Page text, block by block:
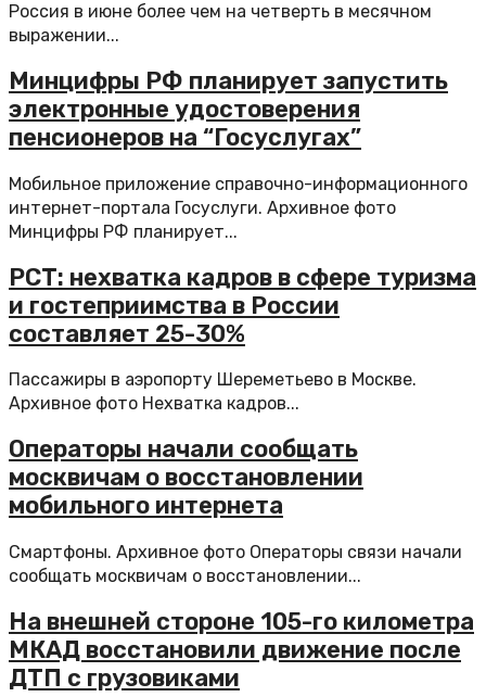
Россия в июне более чем на четверть в месячном
выражении...
Минцифры РФ планирует запустить
электронные удостоверения
пенсионеров на “Госуслугах”
Мобильное приложение справочно-информационного
интернет-портала Госуслуги. Архивное фото
Минцифры РФ планирует...
РСТ: нехватка кадров в сфере туризма
и гостеприимства в России
составляет 25-30%
Пассажиры в аэропорту Шереметьево в Москве.
Архивное фото Нехватка кадров...
Операторы начали сообщать
москвичам о восстановлении
мобильного интернета
Смартфоны. Архивное фото Операторы связи начали
сообщать москвичам о восстановлении...
На внешней стороне 105-го километра
МКАД восстановили движение после
ДТП с грузовиками